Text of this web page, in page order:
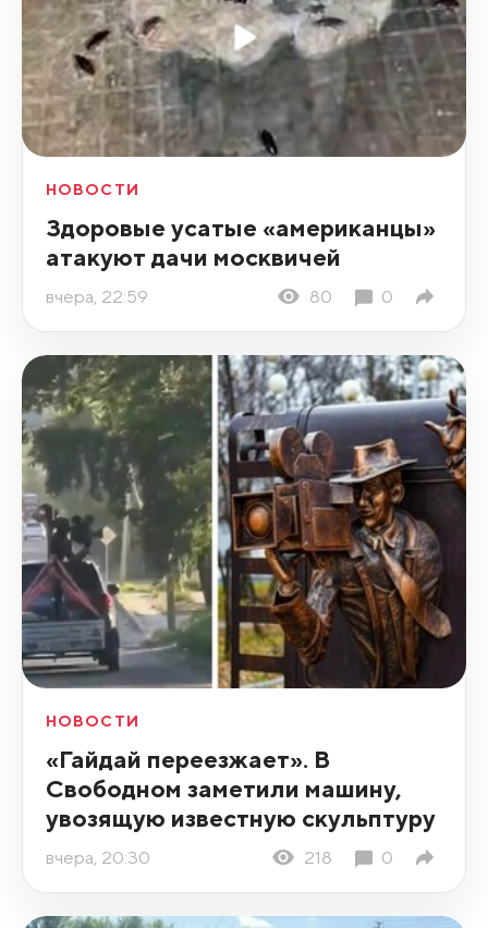
НОВОСТИ
Здоровые усатые «американцы»
атакуют дачи москвичей
вчера, 22:59 80 0
НОВОСТИ
«Гайдай переезжает». В
Свободном заметили машину,
увозящую известную скульптуру
вчера, 20:30 218 0